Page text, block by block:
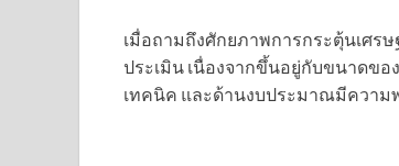
เมื่อถามถึงศักยภาพการกระตุ้นเศรษ
ประเมิน เนื่องจากขึ้นอยู่กับขนาดข
เทคนิค และด้านงบประมาณมีความ